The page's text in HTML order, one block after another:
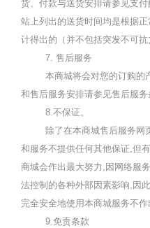
货、付款与送货安排请参见支
站上列出的送货时间均是根据
计得出的（并不包括突发不可抗
7. 售后服务
本商城将会对您的订购的
和售后服务安排请参见售后服务
8.不保证。
除了在本商城售后服务网
和服务不提供任何其他保证,但
商城会作出最大努力 , 因网络服
法控制的各种外部因素影响, 因
完全安全地使用本商城服务不作
9.免责条款